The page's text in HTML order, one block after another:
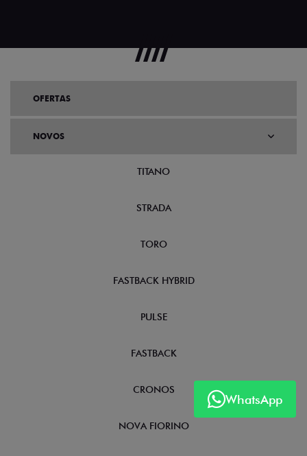
WhatsApp
OFERTAS
NOVOS
TITANO
STRADA
TORO
FASTBACK HYBRID
PULSE
FASTBACK
CRONOS
NOVA FIORINO